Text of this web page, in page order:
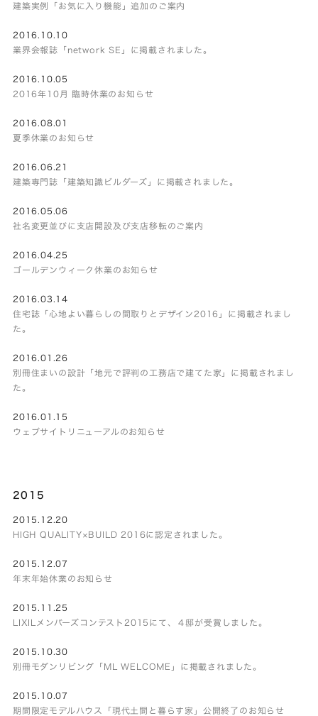
建築実例「お気に入り機能」追加のご案内
2016.10.10
業界会報誌「network SE」に掲載されました。
2016.10.05
2016年10月 臨時休業のお知らせ
2016.08.01
夏季休業のお知らせ
2016.06.21
建築専門誌「建築知識ビルダーズ」に掲載されました。
2016.05.06
社名変更並びに支店開設及び支店移転のご案内
2016.04.25
ゴールデンウィーク休業のお知らせ
2016.03.14
住宅誌「心地よい暮らしの間取りとデザイン2016」に掲載されまし
た。
2016.01.26
別冊住まいの設計「地元で評判の工務店で建てた家」に掲載されまし
た。
2016.01.15
ウェブサイトリニューアルのお知らせ
2015
2015.12.20
HIGH QUALITY×BUILD 2016に認定されました。
2015.12.07
年末年始休業のお知らせ
2015.11.25
LIXILメンバーズコンテスト2015にて、４邸が受賞しました。
2015.10.30
別冊モダンリビング「ML WELCOME」に掲載されました。
2015.10.07
期間限定モデルハウス「現代土間と暮らす家」公開終了のお知らせ